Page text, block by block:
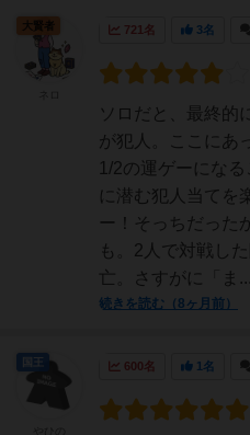
721名 3名
ソロだと、最終的
が犯人。ここにあ
1/2の運ゲーにな
に潜む犯人当てを
ー！そっちだった
も。2人で対戦し
亡。さすがに「ま...
続きを読む（8ヶ月前）
大賢者
600名 1名